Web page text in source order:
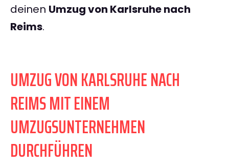
deinen Umzug von Karlsruhe nach
Reims.
UMZUG VON KARLSRUHE NACH
REIMS MIT EINEM
UMZUGSUNTERNEHMEN
DURCHFÜHREN